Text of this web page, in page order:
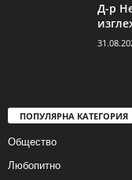
Д-р
ПОПУЛЯРНА КАТЕГОРИЯ
Общество
Любопитно